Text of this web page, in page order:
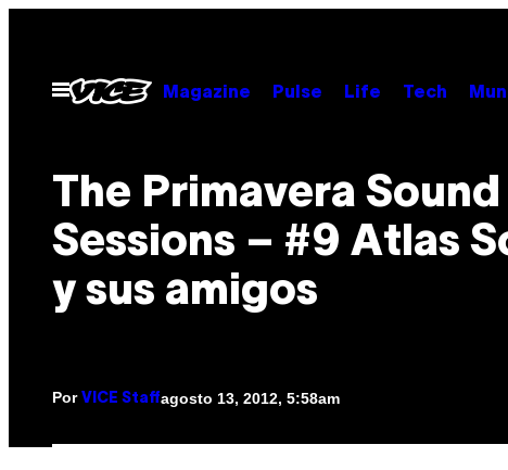
contenido
Abrir
Menú
Magazine Pulse Life Tech
The Primavera Sound
Sessions – #9 Atlas
y sus amigos
Por VICE Staffagosto 13, 2012, 5:58am